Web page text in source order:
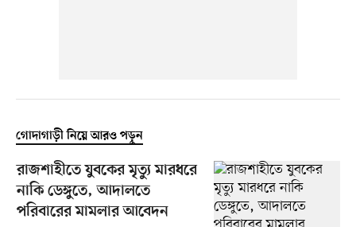
গোদাগাড়ী নিয়ে আরও পড়ুন
রাজশাহীতে যুবকের মৃত্যু মারধরে
নাকি ডেঙ্গুতে, আদালতে
পরিবারের মামলার আবেদন